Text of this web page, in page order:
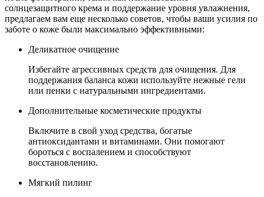
солнцезащитного крема и поддержание уровня увлажнения,
предлагаем вам еще несколько советов, чтобы ваши усилия по
заботе о коже были максимально эффективными:
Деликатное очищение
Избегайте агрессивных средств для очищения. Для
поддержания баланса кожи используйте нежные гели
или пенки с натуральными ингредиентами.
Дополнительные косметические продукты
Включите в свой уход средства, богатые
антиоксидантами и витаминами. Они помогают
бороться с воспалением и способствуют
восстановлению.
Мягкий пилинг